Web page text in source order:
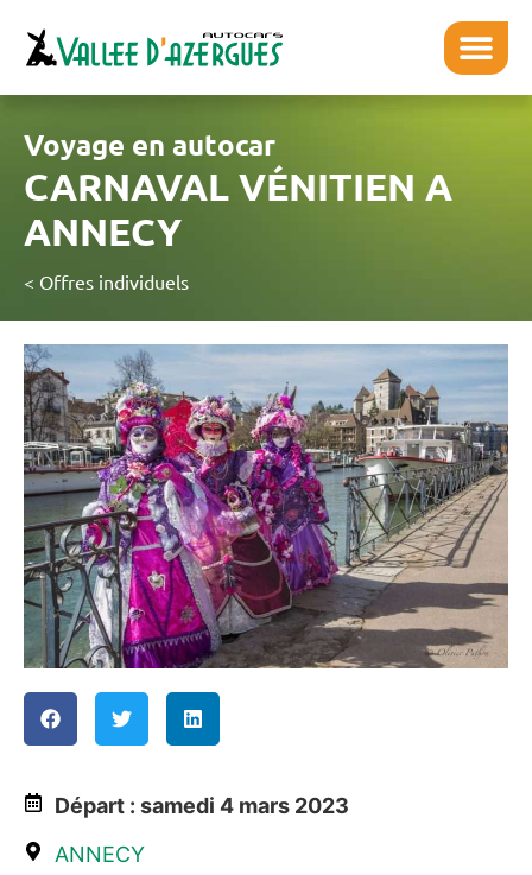
Voyage en autocar
CARNAVAL VÉNITIEN A
ANNECY
< Offres individuels
Départ : samedi 4 mars 2023
ANNECY